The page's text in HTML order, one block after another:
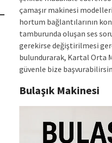
çamaşır makinesi
hortum bağlantılarının
tamburunda oluşan ses
gerekirse değiştirilmesi
bulundurarak, Kartal Orta
güvenle bize
Bulaşık Makinesi